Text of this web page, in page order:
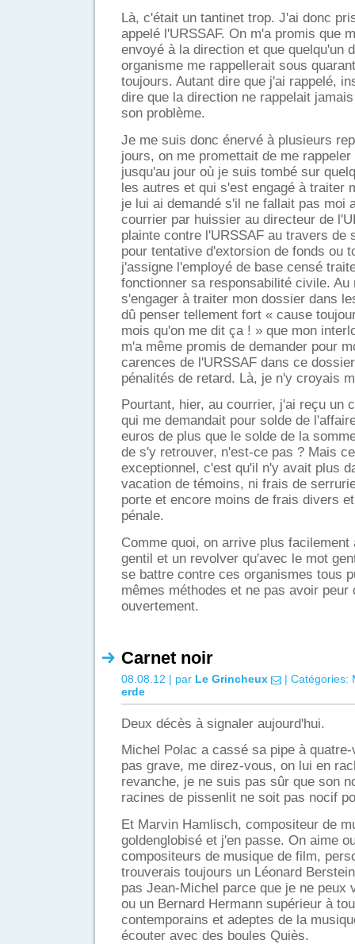
Là, c'était un tantinet trop. J'ai donc
appelé l'URSSAF. On m'a promis que
envoyé à la direction et que quelqu'un
organisme me rappellerait sous
toujours. Autant dire que j'ai rappelé,
dire que la direction ne rappelait
son problème.
Je me suis donc énervé à plusieurs
jours, on me promettait de me
jusqu'au jour où je suis tombé sur
les autres et qui s'est engagé à traiter
je lui ai demandé s'il ne fallait pas moi
courrier par huissier au directeur de
plainte contre l'URSSAF au travers de
pour tentative d'extorsion de fonds ou
j'assigne l'employé de base censé
fonctionner sa responsabilité civile. Au
s'engager à traiter mon dossier dans
dû penser tellement fort « cause
mois qu'on me dit ça ! » que mon
m'a même promis de demander pour
carences de l'URSSAF dans ce
pénalités de retard. Là, je n'y croyais
Pourtant, hier, au courrier, j'ai reçu un
qui me demandait pour solde de
euros de plus que le solde de la
de s'y retrouver, n'est-ce pas ? Mais
exceptionnel, c'est qu'il n'y avait plus
vacation de témoins, ni frais de
porte et encore moins de frais divers
pénale.
Comme quoi, on arrive plus
gentil et un revolver qu'avec le mot
se battre contre ces organismes tous
mêmes méthodes et ne pas avoir peur
ouvertement.
Carnet noir
08.08.12 | par Le Grincheux | Catégories:
erde
Deux décès à signaler aujourd'hui.
Michel Polac a cassé sa pipe à
pas grave, me direz-vous, on lui en
revanche, je ne suis pas sûr que son
racines de pissenlit ne soit pas nocif
Et Marvin Hamlisch, compositeur de
goldenglobisé et j'en passe. On aime
compositeurs de musique de film,
trouverais toujours un Léonard
pas Jean-Michel parce que je ne
ou un Bernard Hermann supérieur à
contemporains et adeptes de la
écouter avec des boules Quiès.